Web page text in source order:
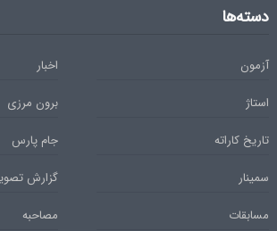
دسته‌ها
آزمون
اخبار
استاژ
برون مرزی
تاریخ کاراته
جام پارس
سمینار
گزارش
مسابقات
مصاحبه